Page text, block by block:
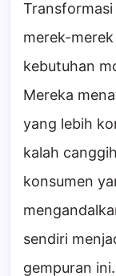
merek-
kebutuhan
Mereka
yang lebih
kalah
konsumen
sendiri
gempuran ini.